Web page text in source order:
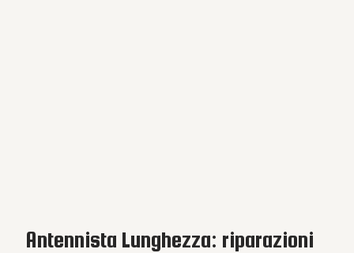
Antennista Lunghezza: riparazioni